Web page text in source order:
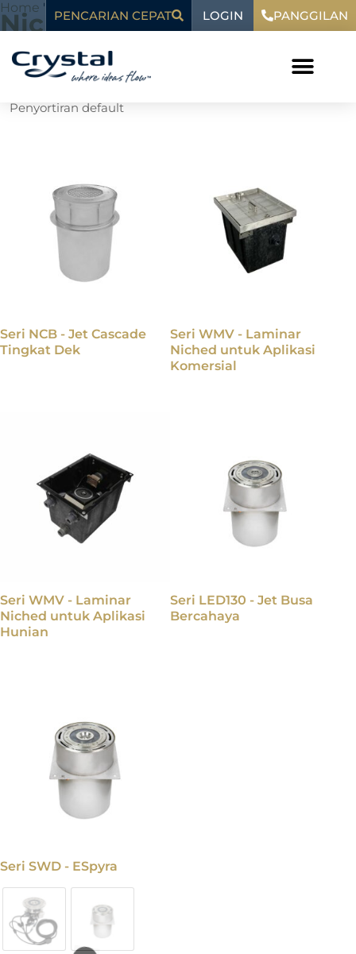
konten
Loncat
ke
PENCARIAN CEPAT LOGIN PANGGILAN
Home " Ceruk
Niche
Menampilkan semua 5 hasil
Seri NCB - Jet Cascade
Tingkat Dek
Seri WMV - Laminar
Niched untuk Aplikasi
Komersial
Seri WMV - Laminar
Niched untuk Aplikasi
Hunian
Seri LED130 - Jet Busa
Bercahaya
Seri SWD - ESpyra